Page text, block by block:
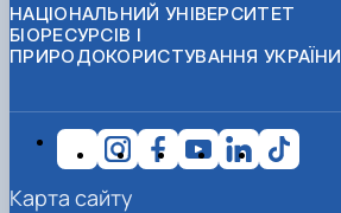
НАЦІОНАЛЬНИЙ УНІВЕРСИТЕТ
БІОРЕСУРСІВ І
ПРИРОДОКОРИСТУВАННЯ УКРАЇНИ
Карта сайту